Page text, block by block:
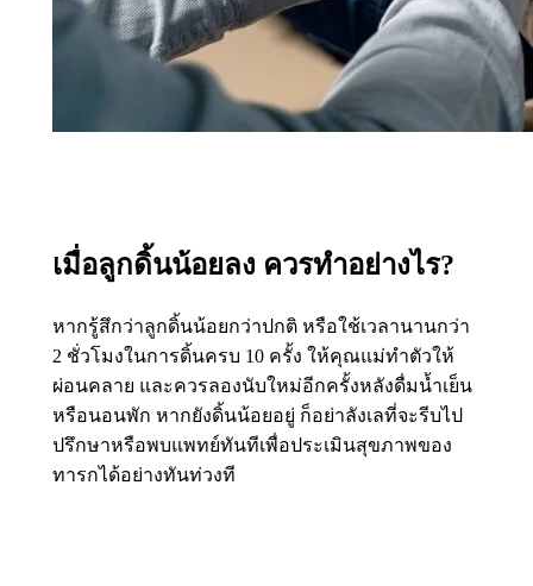
เมื่อลูกดิ้นน้อยลง ควรทำอย่างไร?
หากรู้สึกว่าลูกดิ้นน้อยกว่าปกติ หรือใช้เวลานานกว่า
2 ชั่วโมงในการดิ้นครบ 10 ครั้ง ให้คุณแม่ทำตัวให้
ผ่อนคลาย และควรลองนับใหม่อีกครั้งหลังดื่มน้ำเย็น
หรือนอนพัก หากยังดิ้นน้อยอยู่ ก็อย่าลังเลที่จะรีบไป
ปรึกษาหรือพบแพทย์ทันทีเพื่อประเมินสุขภาพของ
ทารกได้อย่างทันท่วงที